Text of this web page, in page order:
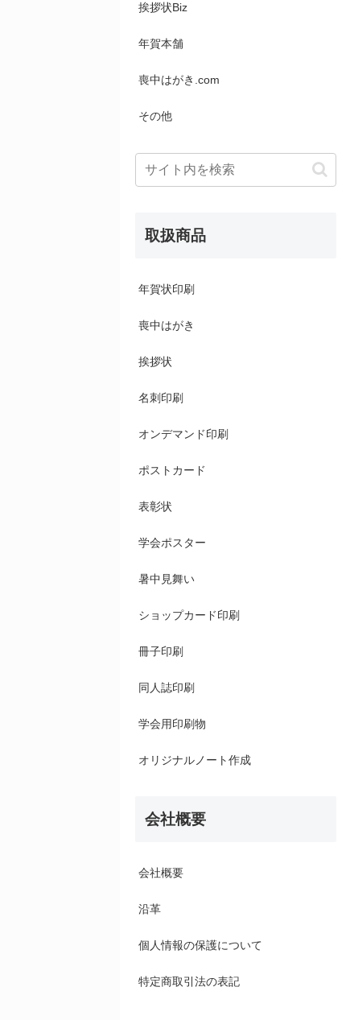
挨拶状Biz
年賀本舗
喪中はがき.com
その他
取扱商品
年賀状印刷
喪中はがき
挨拶状
名刺印刷
オンデマンド印刷
ポストカード
表彰状
学会ポスター
暑中見舞い
ショップカード印刷
冊子印刷
同人誌印刷
学会用印刷物
オリジナルノート作成
会社概要
会社概要
沿革
個人情報の保護について
特定商取引法の表記